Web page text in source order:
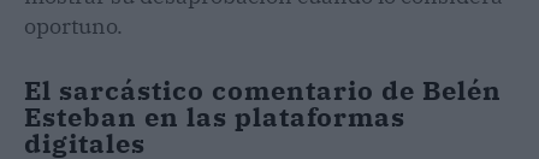
oportuno.
El sarcástico comentario de Belén
Esteban en las plataformas
digitales